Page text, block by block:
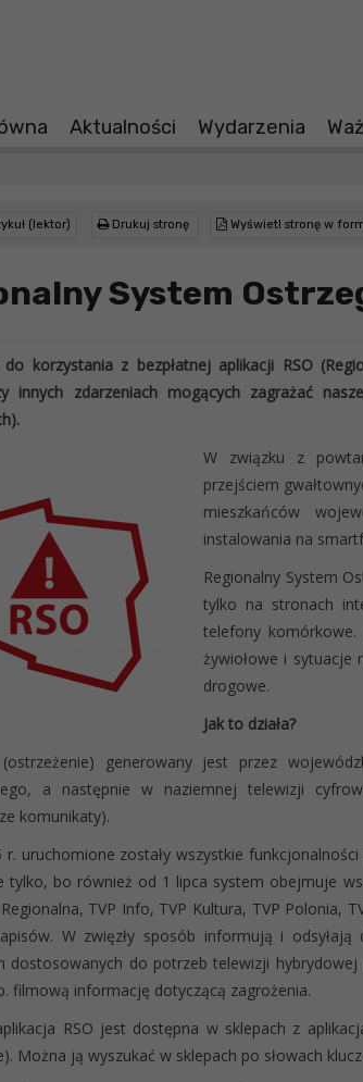
Aktualności Wydarzenia
(lektor) Drukuj stronę Wyświetl stronę w
System
do korzystania z bezpłatnej aplikacji RSO
innych zdarzeniach mogących zagrażać
W związku z
przejściem
mieszkańców
instalowania na
Regionalny System
tylko na stronach
telefony
żywiołowe i sytuacje
drogowe.
Jak to działa?
generowany jest przez
a następnie w naziemnej telewizji
komunikaty).
r. uruchomione zostały wszystkie
tylko, bo również od 1 lipca system obejmuje
TVP Info, TVP Kultura, TVP Polonia,
W zwięzły sposób informują i
dostosowanych do potrzeb telewizji
filmową informację dotyczącą zagrożenia.
RSO jest dostępna w sklepach z
Można ją wyszukać w sklepach po słowach